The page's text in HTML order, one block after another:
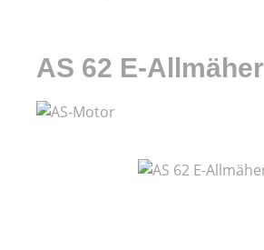
AS 62 E-Allmäher
Bildergalerie überspringen